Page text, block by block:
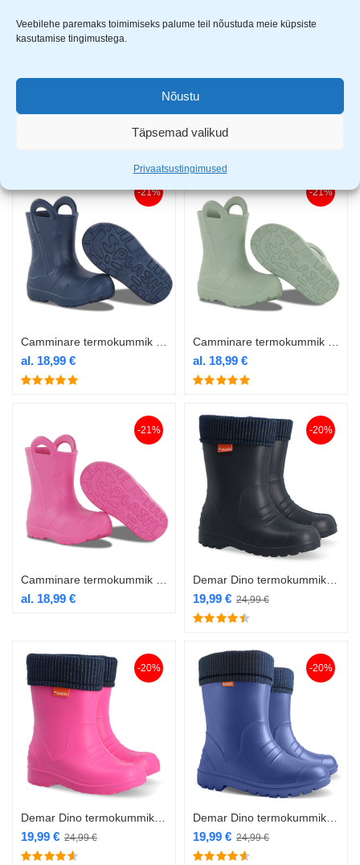
Veebilehe paremaks toimimiseks palume teil nõustuda meie küpsiste
kasutamise tingimustega.
Nõustu
Täpsemad valikud
Privaatsustingimused
Camminare termokummik Splash camel
-21%
al. 18,99 €
-21%
al. 18,99 €
-21%
al. 18,99 €
-20%
24,99€
19,99 €
-20%
24,99€
19,99 €
-20%
24,99€
19,99 €